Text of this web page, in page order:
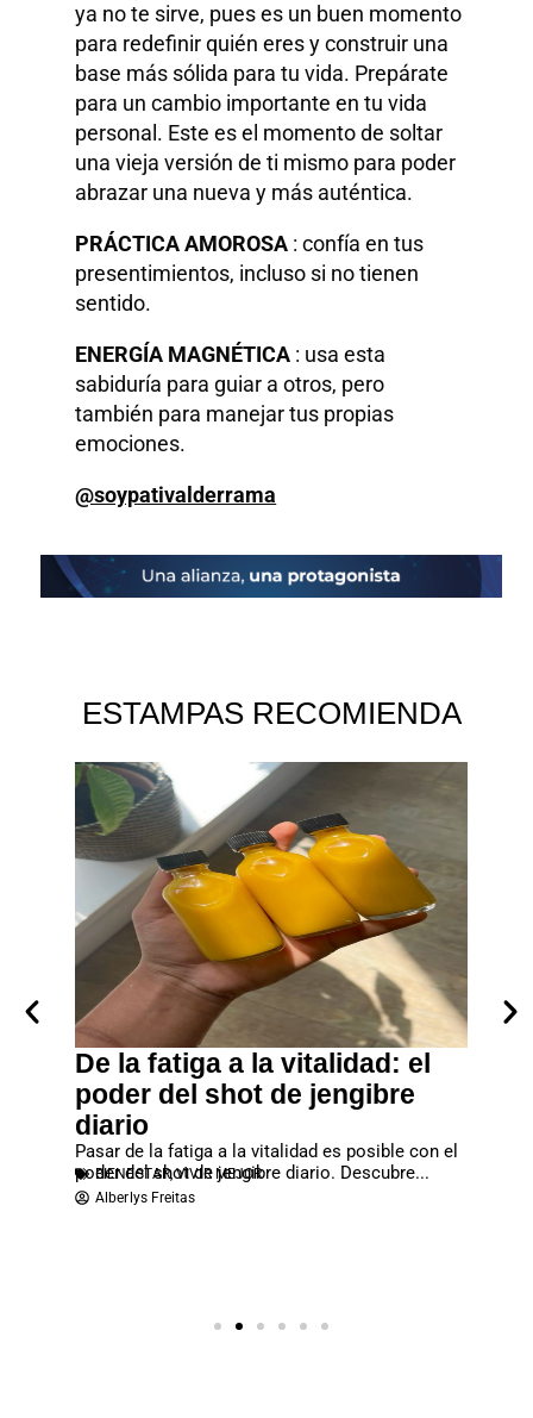
ya no te sirve, pues es un buen momento
para redefinir quién eres y construir una
base más sólida para tu vida. Prepárate
para un cambio importante en tu vida
personal. Este es el momento de soltar
una vieja versión de ti mismo para poder
abrazar una nueva y más auténtica.
PRÁCTICA AMOROSA : confía en tus
presentimientos, incluso si no tienen
sentido.
ENERGÍA MAGNÉTICA : usa esta
sabiduría para guiar a otros, pero
también para manejar tus propias
emociones.
@soypativalderrama
ESTAMPAS RECOMIENDA
De la fatiga a la vitalidad: el
poder del shot de jengibre
diario
Pasar de la fatiga a la vitalidad es posible con el
poder del shot de jengibre diario. Descubre...
BIENESTAR,VIVIR MEJOR
Alberlys Freitas